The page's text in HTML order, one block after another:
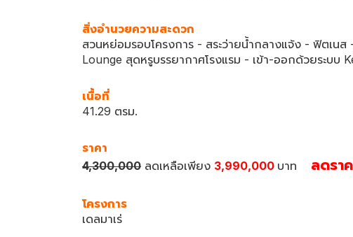
สิ่งอำนวยความสะดวก
สวนหย่อมรอบโครงการ - สระว่ายน้ำกลางแจ้ง - ฟิตเ
Lounge สุดหรูบรรยากาศโรงแรม - เข้า-ออกด้วยระบบ
เนื้อที่
41.29 ตรม.
ราคา
4,300,000 ลดเหลือเพียง 3,990,000 บาท ลดรา
โครงการ
เดลมาเร่